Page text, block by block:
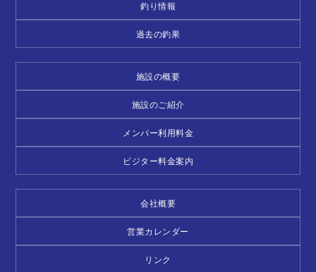
釣り情報
過去の釣果
施設の概要
施設のご紹介
メンバー利用料金
ビジター料金案内
会社概要
営業カレンダー
リンク